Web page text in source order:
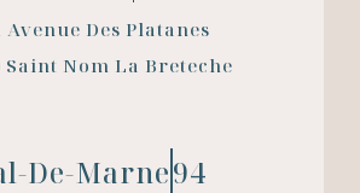
Avenue Des Platanes
Saint Nom La Breteche
De-Marne94